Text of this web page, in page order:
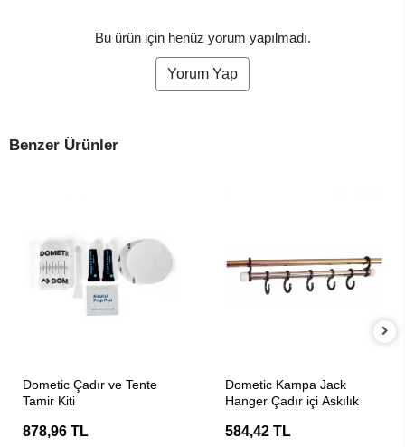
Bu ürün için henüz yorum yapılmadı.
Yorum Yap
Benzer Ürünler
Dometic Çadır ve Tente
Tamir Kiti
878,96 TL
Dometic Kampa Jack
Hanger Çadır içi Askılık
584,42 TL